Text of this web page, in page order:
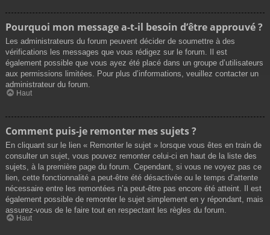
Pourquoi mon message a-t-il besoin d’être approuvé ?
Les administrateurs du forum peuvent décider de soumettre à des
vérifications les messages que vous rédigez sur le forum. Il est
également possible que vous ayez été placé dans un groupe d’utilisateurs
aux permissions limitées. Pour plus d’informations, veuillez contacter un
administrateur du forum.
Haut
Comment puis-je remonter mes sujets ?
En cliquant sur le lien « Remonter le sujet » lorsque vous êtes en train de
consulter un sujet, vous pouvez remonter celui-ci en haut de la liste des
sujets, à la première page du forum. Cependant, si vous ne voyez pas ce
lien, cette fonctionnalité a peut-être été désactivée ou le temps d’attente
nécessaire entre les remontées n’a peut-être pas encore été atteint. Il est
également possible de remonter le sujet simplement en y répondant, mais
assurez-vous de le faire tout en respectant les règles du forum.
Haut